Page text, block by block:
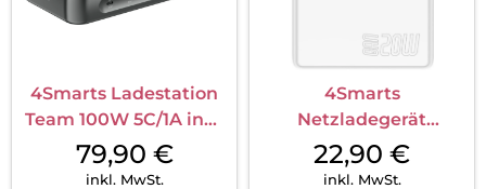
4Smarts Ladestation
Team 100W 5C/1A inkl.
6 Kabel Silber
79,90 €
inkl. MwSt.
4Smarts
Netzladegerät
FlatPlug Duos 20W
GaN 1C+1A Weiß
22,90 €
inkl. MwSt.